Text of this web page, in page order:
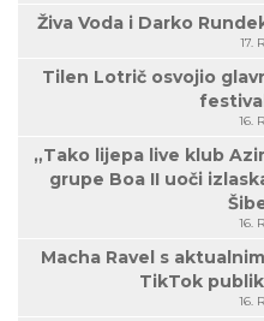
Živa Voda i Darko
17.
Tilen Lotrič osvojio
16.
„Tako lijepa live klub
grupe Boa II uoči
16.
Macha Ravel s
TikTok
16.